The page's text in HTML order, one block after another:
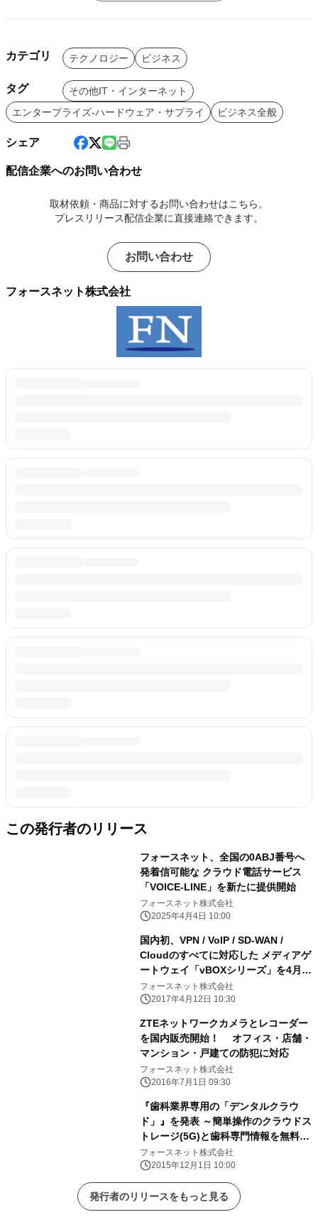
カテゴリ テクノロジー ビジネス
タグ
その他IT・インターネット
エンタープライズ-ハードウェア・サプライ
ビジネス全般
シェア
配信企業へのお問い合わせ
取材依頼・商品に対するお問い合わせはこちら。
プレスリリース配信企業に直接連絡できます。
お問い合わせ
フォースネット株式会社
この発行者のリリース
フォースネット、全国の0ABJ番号へ
発着信可能な クラウド電話サービス
「VOICE-LINE」を新たに提供開始
フォースネット株式会社
2025年4月4日 10:00
国内初、VPN / VoIP / SD-WAN /
Cloudのすべてに対応した メディアゲ
ートウェイ「vBOXシリーズ」を4月
12日発売
フォースネット株式会社
2017年4月12日 10:30
ZTEネットワークカメラとレコーダー
を国内販売開始！ オフィス・店舗・
マンション・戸建ての防犯に対応
フォースネット株式会社
2016年7月1日 09:30
『歯科業界専用の「デンタルクラウ
ド」』を発表 ～簡単操作のクラウドス
トレージ(5G)と歯科専門情報を無料で
提供～
フォースネット株式会社
2015年12月1日 10:00
発行者のリリースをもっと見る